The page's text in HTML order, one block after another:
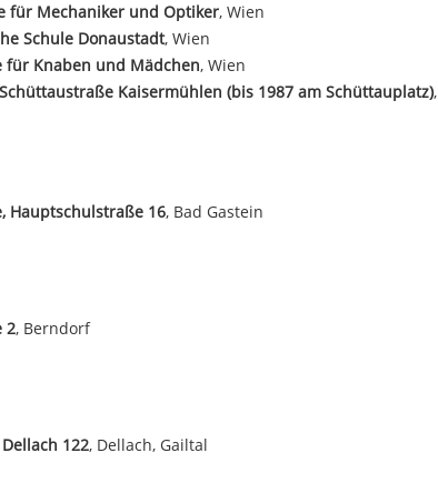
für Mechaniker und Optiker, Wien
Schule Donaustadt, Wien
für Knaben und Mädchen, Wien
Kaisermühlen (bis 1987 am Schüttauplatz),
Hauptschulstraße 16, Bad Gastein
2, Berndorf
122, Dellach, Gailtal